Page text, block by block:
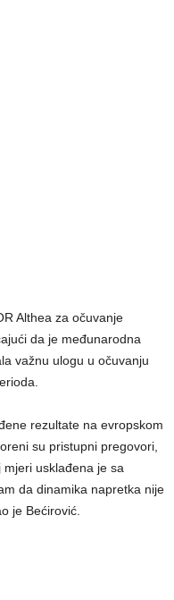
Althea za očuvanje
da je međunarodna
važnu ulogu u očuvanju
rezultate na evropskom
su pristupni pregovori,
usklađena je sa
da dinamika napretka nije
je Bećirović.